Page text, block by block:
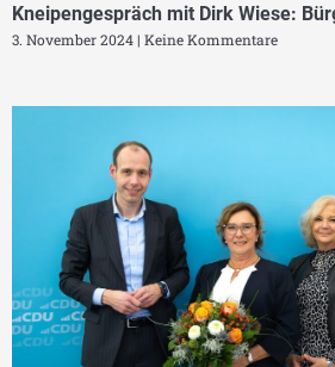
Kneipengespräch mit Dirk Wiese:
3. November 2024 Keine Kommentare